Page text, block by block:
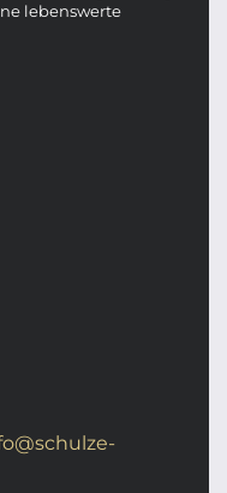
lebenswerte